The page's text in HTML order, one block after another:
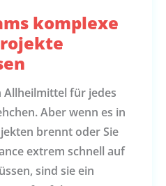
komplexe
Allheilmittel für jedes
Aber wenn es in
brennt oder Sie
extrem schnell auf
sind sie ein